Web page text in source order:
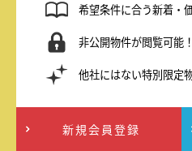
希望条件に合う新着・
非公開物件が閲覧可能！
他社にはない特別限定
新規会員登録